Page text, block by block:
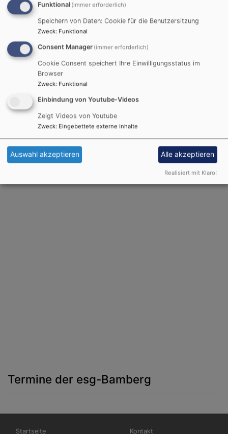
Bildrechte beim Autor
Wer Lust hat, mitzuspielen: Einfach vorbeikommen!
Neue Musiker sind immer willkommen und finden
schnell einen Platz im Blechprojekt.
Zur Zeit probt das Blechprojekt immer Montags um 20
Uhr in der KHG, Friedrichstr. 2.
Kontakt am besten über unseren ESG-Pfarrer:
Thomas.Braun1@elkb.de
Termine der esg-Bamberg
Hauptnavigation
Startseite Fußbereichsmenü
Kontakt
Funktional (immer erforderlich)
Speichern von Daten: Cookie für die Benutzersitzung
Zweck: Funktional
Consent Manager (immer erforderlich)
Cookie Consent speichert Ihre Einwilligungsstatus im
Browser
Zweck: Funktional
Einbindung von Youtube-Videos
Zeigt Videos von Youtube
Zweck: Eingebettete externe Inhalte
Auswahl akzeptieren Alle akzeptieren
Realisiert mit Klaro!